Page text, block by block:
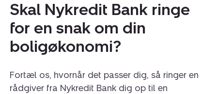
Skal Nykredit Bank ringe
for en snak om din
boligøkonomi?
Fortæl os, hvornår det passer dig, så ringer en
rådgiver fra Nykredit Bank dig op til en